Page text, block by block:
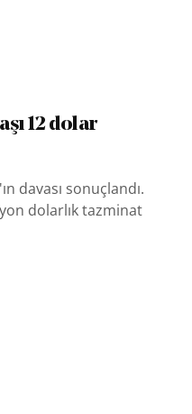
12 dolar
davası sonuçlandı.
dolarlık tazminat